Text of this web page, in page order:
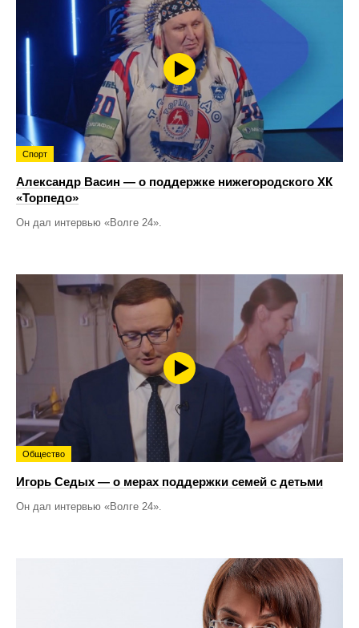
Спорт
Александр Васин — о поддержке нижегородского ХК
«Торпедо»
Он дал интервью «Волге 24».
Общество
Игорь Седых — о мерах поддержки семей с детьми
Он дал интервью «Волге 24».